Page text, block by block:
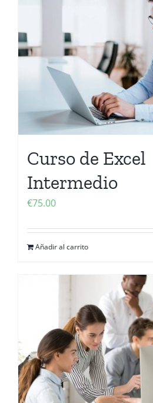
Curso de Excel
Intermedio
€75.00
Añadir al carrito